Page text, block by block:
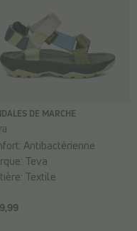
DE MARCHE
Antibactérienne
Teva
Textile